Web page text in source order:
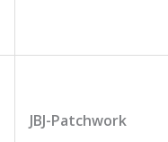
JBJ-Patchwork